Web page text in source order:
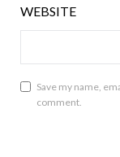
WEBSITE
Save my name,
comment.